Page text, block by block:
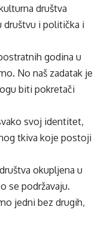
društva
društvu i politička i
godina u
No naš zadatak je
biti pokretači
svoj identitet,
tkiva koje postoji
okupljena u
se podržavaju.
jedni bez drugih,